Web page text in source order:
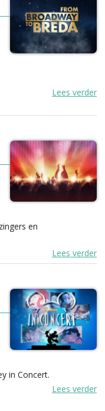
Lees verder
en
Lees verder
in Concert.
Lees verder